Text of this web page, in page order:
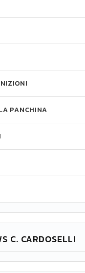
PANCHINA
C. CARDOSELLI